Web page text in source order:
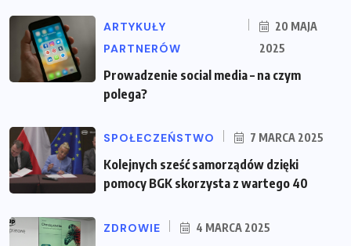
ARTYKUŁY
PARTNERÓW
20 MAJA
2025
Prowadzenie social media – na czym
polega?
SPOŁECZEŃSTWO 7 MARCA 2025
Kolejnych sześć samorządów dzięki
pomocy BGK skorzysta z wartego 40
ZDROWIE 4 MARCA 2025